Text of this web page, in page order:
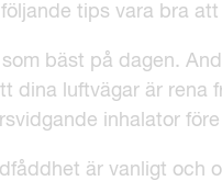
tips vara bra att
bäst på dagen.
dina luftvägar är rena
inhalator
är vanligt och